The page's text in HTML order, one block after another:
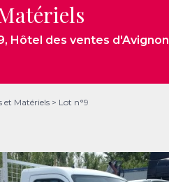
, Hôtel des ventes d'Avignon
et Matériels > Lot n°9